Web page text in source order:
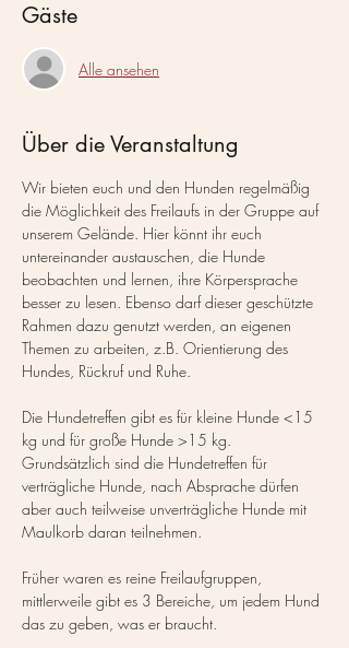
Gäste
Alle ansehen
Über die Veranstaltung
Wir bieten euch und den Hunden regelmäßig
die Möglichkeit des Freilaufs in der Gruppe auf
unserem Gelände. Hier könnt ihr euch
untereinander austauschen, die Hunde
beobachten und lernen, ihre Körpersprache
besser zu lesen. Ebenso darf dieser geschützte
Rahmen dazu genutzt werden, an eigenen
Themen zu arbeiten, z.B. Orientierung des
Hundes, Rückruf und Ruhe.
Die Hundetreffen gibt es für kleine Hunde <15
kg und für große Hunde >15 kg.
Grundsätzlich sind die Hundetreffen für
verträgliche Hunde, nach Absprache dürfen
aber auch teilweise unverträgliche Hunde mit
Maulkorb daran teilnehmen.
Früher waren es reine Freilaufgruppen,
mittlerweile gibt es 3 Bereiche, um jedem Hund
das zu geben, was er braucht.